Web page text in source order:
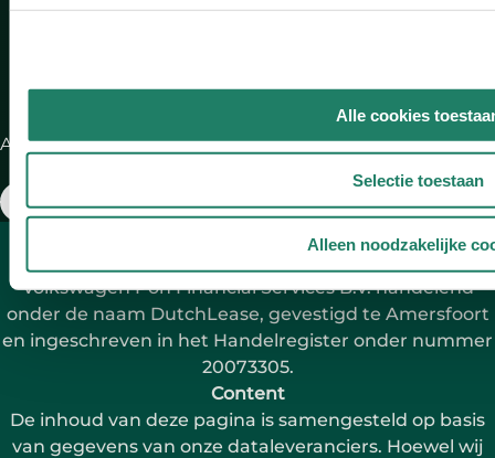
Alle cookies
Selectie toestaan
Alleen noodzakelijke
Aangesloten bij:
* Aan de berekening kunnen geen rechten ontleend
worden. Full Operational Lease wordt verstrekt door
Volkswagen Pon Financial Services B.V. handelend
onder de naam DutchLease, gevestigd te Amersfoort
en ingeschreven in het Handelregister onder nummer
20073305.
Content
De inhoud van deze pagina is samengesteld op basis
van gegevens van onze dataleveranciers. Hoewel wij